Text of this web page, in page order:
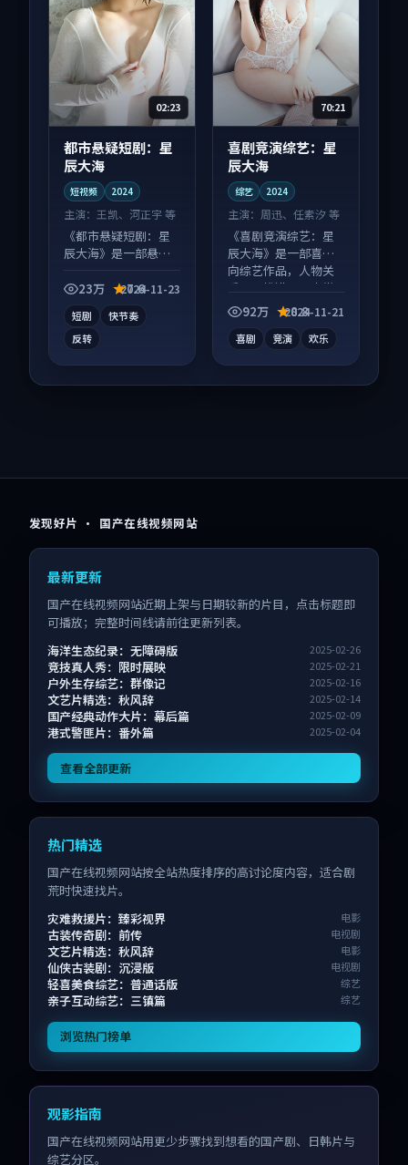
02:23
都市悬疑短剧：星
辰大海
短视频 2024
主演： 王凯、河正宇 等
《都市悬疑短剧：星
辰大海》是一部悬疑
物成长为内核，情感
23万 7.6
2024-11-23
短剧
快节奏
反转
70:21
喜剧竞演综艺：星
辰大海
综艺 2024
主演： 周迅、任素汐 等
《喜剧竞演综艺：星
辰大海》是一部喜剧
向综艺作品，人物关
系层层推进，尾声常
有情绪落点。
92万 8.8
2024-11-21
喜剧 竞演 欢乐
发现好片 · 国产在线视频网站
最新更新
国产在线视频网站近期上架与日期较新的片目，点击标题即
可播放；完整时间线请前往更新列表。
海洋生态纪录：无障碍版
2025-02-26
竞技真人秀：限时展映 2025-02-21
户外生存综艺：群像记 2025-02-16
文艺片精选：秋风辞 2025-02-14
国产经典动作大片：幕后篇 2025-02-09
港式警匪片：番外篇 2025-02-04
查看全部更新
热门精选
国产在线视频网站按全站热度排序的高讨论度内容，适合剧
荒时快速找片。
灾难救援片：臻彩视界
电影
古装传奇剧：前传 电视剧
文艺片精选：秋风辞 电影
仙侠古装剧：沉浸版 电视剧
轻喜美食综艺：普通话版 综艺
亲子互动综艺：三镇篇 综艺
浏览热门榜单
观影指南
国产在线视频网站用更少步骤找到想看的国产剧、日韩片与
综艺分区。